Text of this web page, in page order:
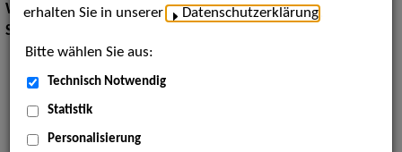
Walk Acts Animation:Tischzauberei, Komisches Kellnern
Show Acts:
erhalten Sie in unserer
Datenschutzerklärung
Bitte wählen Sie aus:
Technisch Notwendig
Statistik
Personalisierung